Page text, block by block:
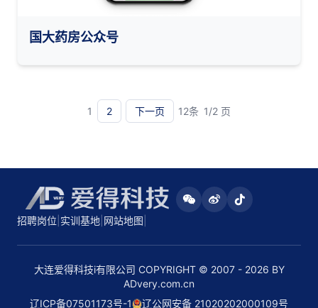
国大药房公众号
1 2 下一页 12条 1/2 页
招聘岗位 实训基地 网站地图
大连爱得科技i有限公司 COPYRIGHT © 2007 - 2026 BY
ADvery.com.cn
辽ICP备07501173号-1
辽公网安备 21020202000109号